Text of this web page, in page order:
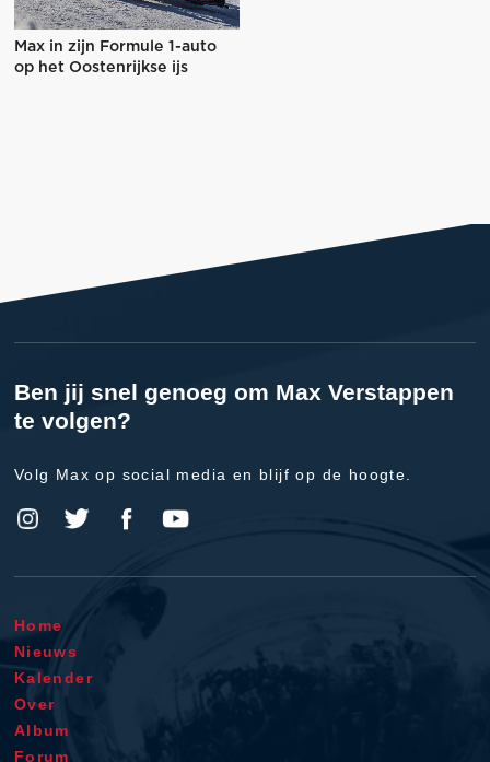
Max in zijn Formule 1-auto
op het Oostenrijkse ijs
Ben jij snel genoeg om Max Verstappen
te volgen?
Volg Max op social media en blijf op de hoogte.
Home
Nieuws
Kalender
Over
Album
Forum